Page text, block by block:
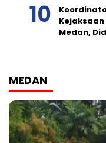
Medan,
MEDAN